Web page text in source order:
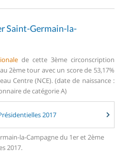
Saint-Germain-la-
de cette 3ème circonscription
2ème tour avec un score de 53,17%
Centre (NCE). (date de naissance :
de catégorie A)
2017
la-Campagne du 1er et 2ème
2017.